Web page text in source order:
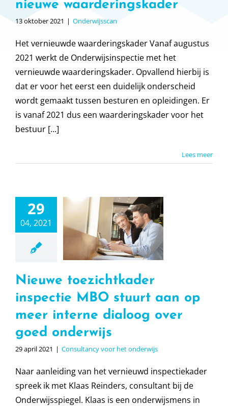
nieuwe waarderingskader
13 oktober 2021 | Onderwijsscan
Het vernieuwde waarderingskader Vanaf augustus
2021 werkt de Onderwijsinspectie met het
vernieuwde waarderingskader. Opvallend hierbij is
dat er voor het eerst een duidelijk onderscheid
wordt gemaakt tussen besturen en opleidingen. Er
is vanaf 2021 dus een waarderingskader voor het
bestuur [...]
Lees meer
29
04, 2021
MBO
aan op
interne
over
voor het
Nieuwe toezichtkader
inspectie MBO stuurt aan op
meer interne dialoog over
goed onderwijs
29 april 2021 | Consultancy voor het onderwijs
Naar aanleiding van het vernieuwd inspectiekader
spreek ik met Klaas Reinders, consultant bij de
Onderwijsspiegel. Klaas is een onderwijsmens in